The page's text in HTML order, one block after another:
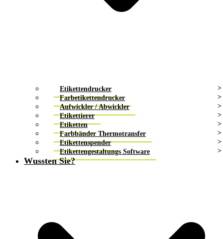
Etikettendrucker
Farbetikettendrucker
Aufwickler / Abwickler
Etikettierer
Etiketten
Farbbänder Thermotransfer
Etikettenspender
Etikettengestaltungs Software
Wussten Sie?